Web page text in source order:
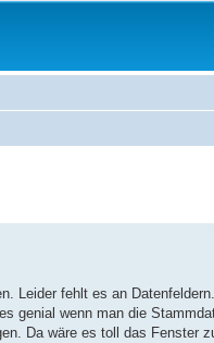
Leider fehlt es an
genial wenn man die
Da wäre es toll das Fenster